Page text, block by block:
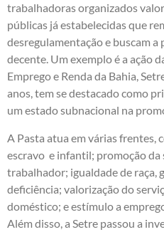
trabalhadoras organizados
públicas já estabelecidas que
desregulamentação e buscam
decente. Um exemplo é a ação
Emprego e Renda da Bahia,
anos, tem se destacado como
um estado subnacional na
A Pasta atua em várias frentes,
escravo e infantil; promoção da
trabalhador; igualdade de raça,
deficiência; valorização do
doméstico; e estímulo a
Além disso, a Setre passou a